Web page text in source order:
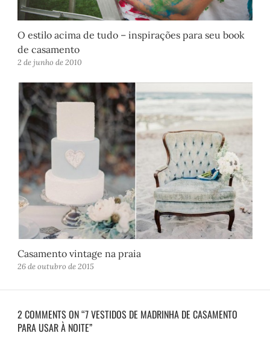
O estilo acima de tudo – inspirações para seu book
de casamento
2 de junho de 2010
Casamento vintage na praia
26 de outubro de 2015
2 COMMENTS ON “7 VESTIDOS DE MADRINHA DE CASAMENTO
PARA USAR À NOITE”